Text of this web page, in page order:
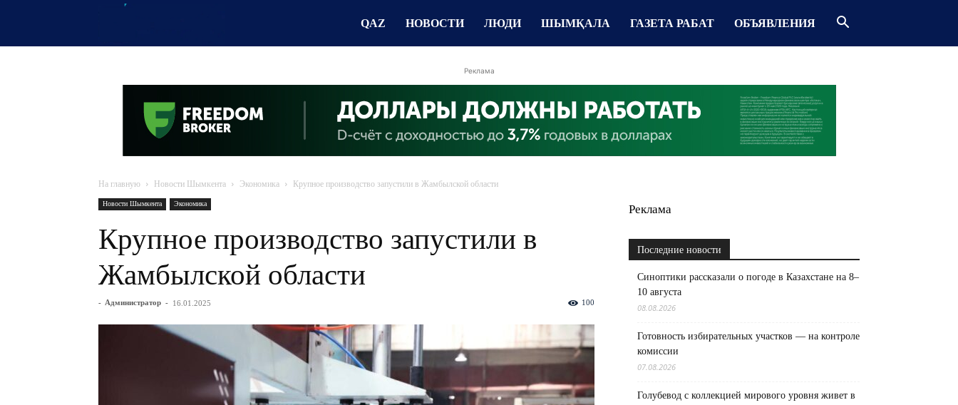
QAZ НОВОСТИ ЛЮДИ ШЫМҚАЛА ГАЗЕТА РАБАТ ОБЪЯВЛЕНИЯ
Реклама
На главную Новости Шымкента Экономика Крупное производство запустили в Жамбылской области
Новости Шымкента Экономика
Крупное производство запустили в
Жамбылской области
- Администратор - 16.01.2025 100
Реклама
Последние новости
Синоптики рассказали о погоде в Казахстане на 8–
10 августа
08.08.2026
Готовность избирательных участков — на контроле
комиссии
07.08.2026
Голубевод с коллекцией мирового уровня живет в